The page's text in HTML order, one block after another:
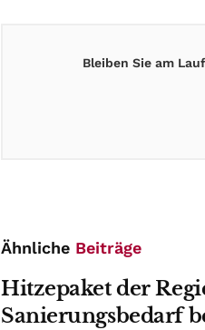
Bleiben Sie am
Ähnliche Beiträge
Hitzepaket der
Sanierungsbedarf